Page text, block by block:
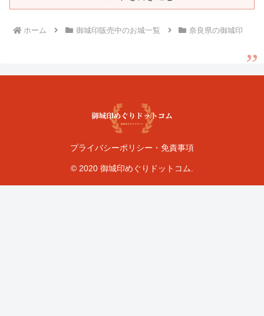
ホーム 御城印販売中のお城一覧 奈良県の御城印
プライバシーポリシー・免責事項
© 2020 御城印めぐりドットコム.